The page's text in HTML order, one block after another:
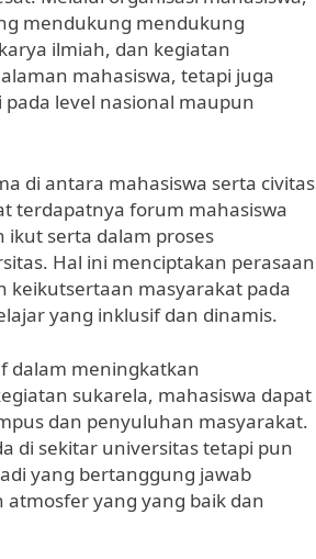
mendukung mendukung
ilmiah, dan kegiatan
mahasiswa, tetapi juga
level nasional maupun
di antara mahasiswa serta civitas
terdapatnya forum mahasiswa
ikut serta dalam proses
Hal ini menciptakan perasaan
keikutsertaan masyarakat pada
yang inklusif dan dinamis.
dalam meningkatkan
sukarela, mahasiswa dapat
dan penyuluhan masyarakat.
di sekitar universitas tetapi pun
yang bertanggung jawab
yang yang baik dan